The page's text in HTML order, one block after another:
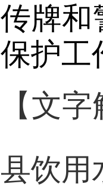
传牌和
保护工
【文
县饮用